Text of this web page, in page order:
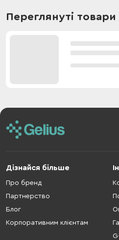
Переглянуті товари
Дізнайся більше
Про бренд
Партнерство
Блог
Корпоративним клієнтам